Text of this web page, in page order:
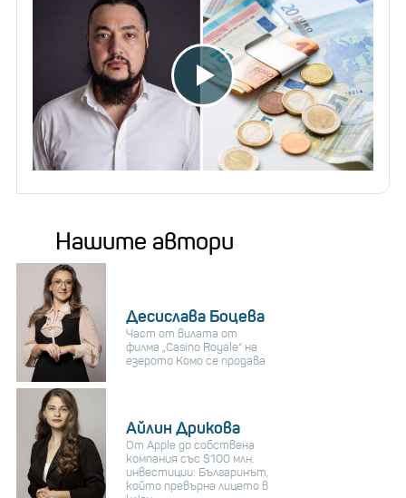
Нашите автори
Десислава Боцева
Част от вилата от
филма „Casino Royale“ на
езерото Комо се продава
Айлин Дрикова
От Apple до собствена
компания със $100 млн.
инвестиции: Българинът,
който превърна лицето в